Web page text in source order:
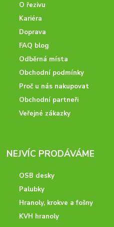
O řezivu
Kariéra
Doprava
FAQ blog
Odběrná místa
Obchodní podmínky
Proč u nás nakupovat
Obchodní partneři
Veřejné zákazky
NEJVÍC PRODÁVÁME
OSB desky
Palubky
Hranoly, krokve a fošny
KVH hranoly